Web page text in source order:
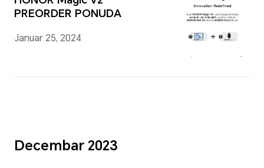
PREORDER PONUDA
Januar 25, 2024
Decembar 2023